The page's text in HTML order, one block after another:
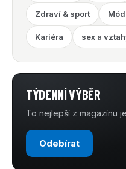
Zdraví & sport
Kariéra sex a
TÝDENNÍ VÝBĚR
To nejlepší z magazínu
Odebírat